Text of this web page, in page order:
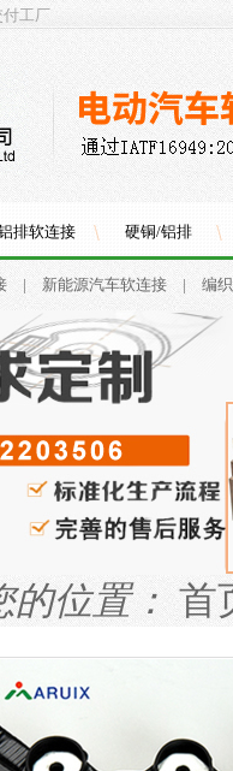
付工厂
排软连接 硬铜/铝排
| 新能源汽车软连接 | 编
的位置： 首